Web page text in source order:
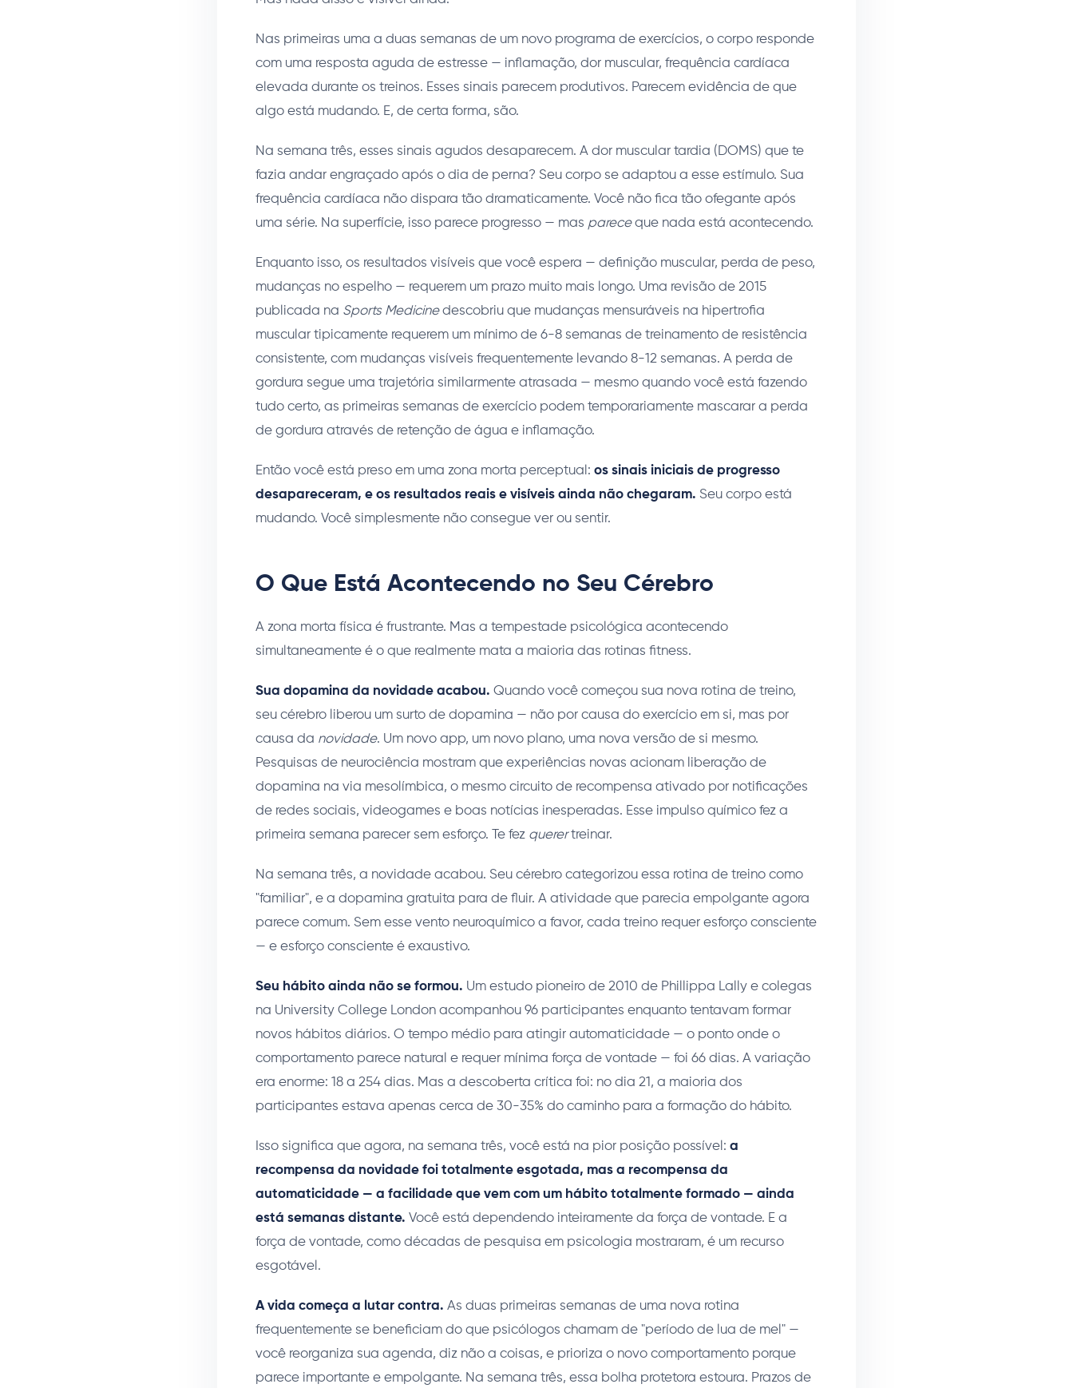
Nas primeiras uma a duas semanas de um novo programa de exercícios, o corpo responde
com uma resposta aguda de estresse — inflamação, dor muscular, frequência cardíaca
elevada durante os treinos. Esses sinais parecem produtivos. Parecem evidência de que
algo está mudando. E, de certa forma, são.
Na semana três, esses sinais agudos desaparecem. A dor muscular tardia (DOMS) que te
fazia andar engraçado após o dia de perna? Seu corpo se adaptou a esse estímulo. Sua
frequência cardíaca não dispara tão dramaticamente. Você não fica tão ofegante após
uma série. Na superfície, isso parece progresso — mas pareceque nada está acontecendo.
Enquanto isso, os resultados visíveis que você espera — definição muscular, perda de peso,
mudanças no espelho — requerem um prazo muito mais longo. Uma revisão de 2015
publicada na Sports Medicinedescobriu que mudanças mensuráveis na hipertrofia
muscular tipicamente requerem um mínimo de 6-8 semanas de treinamento de resistência
consistente, com mudanças visíveis frequentemente levando 8-12 semanas. A perda de
gordura segue uma trajetória similarmente atrasada — mesmo quando você está fazendo
tudo certo, as primeiras semanas de exercício podem temporariamente mascarar a perda
de gordura através de retenção de água e inflamação.
Então você está preso em uma zona morta perceptual: os sinais iniciais de progresso
desapareceram, e os resultados reais e visíveis ainda não chegaram. Seu corpo está
mudando. Você simplesmente não consegue ver ou sentir.
O Que Está Acontecendo no Seu Cérebro
A zona morta física é frustrante. Mas a tempestade psicológica acontecendo
simultaneamente é o que realmente mata a maioria das rotinas fitness.
Sua dopamina da novidade acabou. Quando você começou sua nova rotina de treino,
seu cérebro liberou um surto de dopamina — não por causa do exercício em si, mas por
causa da novidade. Um novo app, um novo plano, uma nova versão de si mesmo.
Pesquisas de neurociência mostram que experiências novas acionam liberação de
dopamina na via mesolímbica, o mesmo circuito de recompensa ativado por notificações
de redes sociais, videogames e boas notícias inesperadas. Esse impulso químico fez a
primeira semana parecer sem esforço. Te fez querertreinar.
Na semana três, a novidade acabou. Seu cérebro categorizou essa rotina de treino como
"familiar", e a dopamina gratuita para de fluir. A atividade que parecia empolgante agora
parece comum. Sem esse vento neuroquímico a favor, cada treino requer esforço consciente
— e esforço consciente é exaustivo.
Seu hábito ainda não se formou. Um estudo pioneiro de 2010 de Phillippa Lally e colegas
na University College London acompanhou 96 participantes enquanto tentavam formar
novos hábitos diários. O tempo médio para atingir automaticidade — o ponto onde o
comportamento parece natural e requer mínima força de vontade — foi 66 dias. A variação
era enorme: 18 a 254 dias. Mas a descoberta crítica foi: no dia 21, a maioria dos
participantes estava apenas cerca de 30-35% do caminho para a formação do hábito.
Isso significa que agora, na semana três, você está na pior posição possível: a
recompensa da novidade foi totalmente esgotada, mas a recompensa da
automaticidade — a facilidade que vem com um hábito totalmente formado — ainda
está semanas distante. Você está dependendo inteiramente da força de vontade. E a
força de vontade, como décadas de pesquisa em psicologia mostraram, é um recurso
esgotável.
A vida começa a lutar contra. As duas primeiras semanas de uma nova rotina
frequentemente se beneficiam do que psicólogos chamam de "período de lua de mel" —
você reorganiza sua agenda, diz não a coisas, e prioriza o novo comportamento porque
parece importante e empolgante. Na semana três, essa bolha protetora estoura. Prazos de